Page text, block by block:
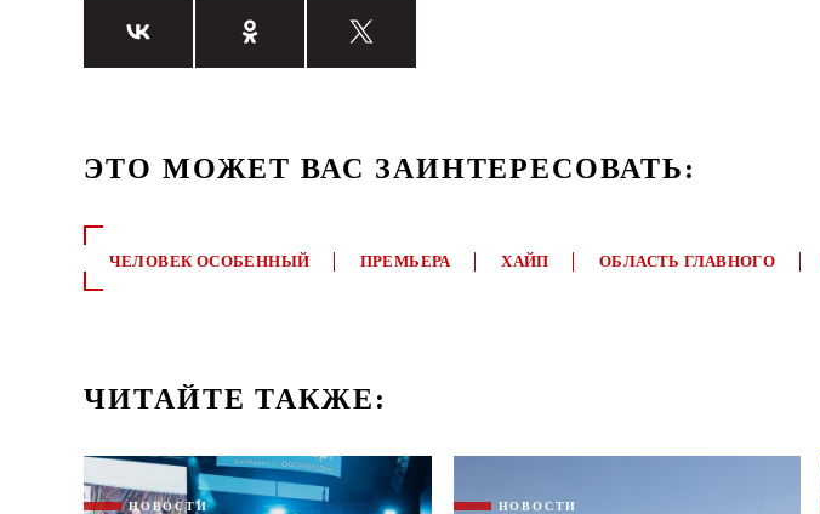
ЭТО МОЖЕТ ВАС ЗАИНТЕРЕСОВАТЬ:
ЧЕЛОВЕК ОСОБЕННЫЙ ПРЕМЬЕРА ХАЙП ОБЛАСТЬ ГЛАВНОГО
ЧИТАЙТЕ ТАКЖЕ:
НОВОСТИ НОВОСТИ